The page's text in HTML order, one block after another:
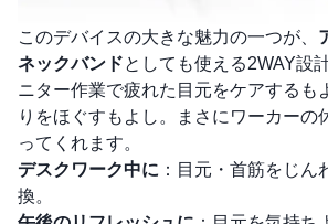
このデバイスの大きな魅力の一つが、
ネックバンドとしても使える2WAY設
ニター作業で疲れた目元をケアするも
りをほぐすもよし。まさにワーカーの
ってくれます。
デスクワーク中に ：目元・首筋をじん
換。